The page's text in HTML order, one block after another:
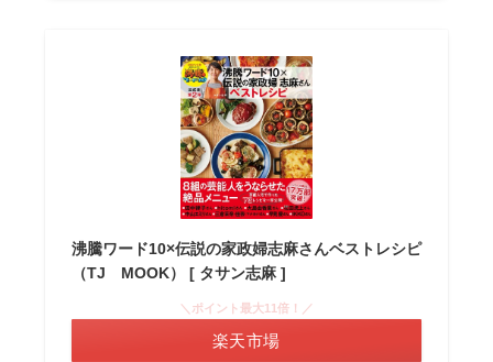
沸騰ワード10×伝説の家政婦志麻さんベストレシピ
（TJ MOOK） [ タサン志麻 ]
＼ポイント最大11倍！／
楽天市場